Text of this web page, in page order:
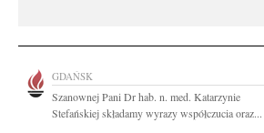
GDAŃSK
Szanownej Pani Dr hab. n. med. Katarzynie
Stefańskiej składamy wyrazy współczucia oraz...